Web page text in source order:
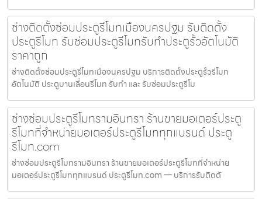
ช่างติดตั้งซ่อมประตูรีโมทเมืองนครปฐม รับติดตั้ง
ประตูรีโมท รับซ่อมประตูรีโมทรับทำประตูรั้วอัตโนมัติ
ราคาถูก
ช่างติดตั้งซ่อมประตูรีโมทเมืองนครปฐม บริการติดตั้งประตูรั้วรีโมท
อัตโนมัติ ประตูบานเลื่อนรีโมท รับทำ และ รับซ่อมประตูรีโม
ช่างซ่อมประตูรีโมทรามอินทรา ร้านขายมอเตอร์ประตู
รีโมทที่จำหน่ายมอเตอร์ประตูรีโมททุกแบรนด์ ประตู
รีโมท.com
ช่างซ่อมประตูรีโมทรามอินทรา ร้านขายมอเตอร์ประตูรีโมทที่จำหน่าย
มอเตอร์ประตูรีโมททุกแบรนด์ ประตูรีโมท.com — บริการรับติดตั